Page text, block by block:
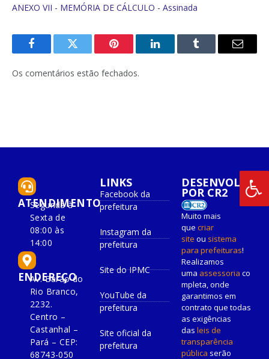
ANEXO VII - MEMÓRIA DE CÁLCULO - Assinada
FacebookTwitter Pinterest O
Tumblr
E-
Os comentários estão fechados.
ATENDIMENTO
Segunda à
Sexta de
08:00 às
14:00
ENDEREÇO
Av. Barão do
Rio Branco,
2232.
Centro –
Castanhal –
Pará – CEP:
68743-050
LINKS
Facebook da
prefeitura
Instagram da
prefeitura
Site do IPMC
YouTube da
prefeitura
Site oficial da
prefeitura
DESENVOLVIDO
POR CR2
Muito mais
que criar
site ou sistema
para prefeituras!
Realizamos
uma assessoria co
mpleta, onde
garantimos em
contrato que todas
as exigências
das leis de
transparência
pública serão